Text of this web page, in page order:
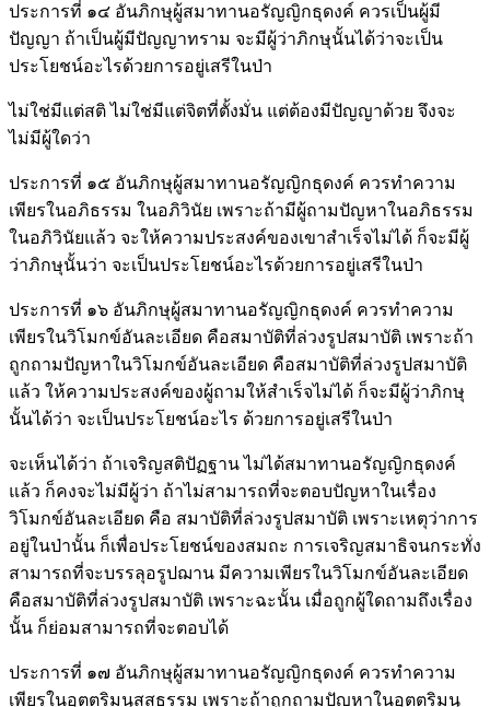
ประการที่ ๑๔ อันภิกษุผู้สมาทานอรัญญิกธุดงค์ ควรเป็นผู้มี
ปัญญา ถ้าเป็นผู้มีปัญญาทราม จะมีผู้ว่าภิกษุนั้นได้ว่าจะเป็น
ประโยชน์อะไรด้วยการอยู่เสรีในป่า
ไม่ใช่มีแต่สติ ไม่ใช่มีแต่จิตที่ตั้งมั่น แต่ต้องมีปัญญาด้วย จึงจะ
ไม่มีผู้ใดว่า
ประการที่ ๑๕ อันภิกษุผู้สมาทานอรัญญิกธุดงค์ ควรทำความ
เพียรในอภิธรรม ในอภิวินัย เพราะถ้ามีผู้ถามปัญหาในอภิธรรม
ในอภิวินัยแล้ว จะให้ความประสงค์ของเขาสำเร็จไม่ได้ ก็จะมีผู้
ว่าภิกษุนั้นว่า จะเป็นประโยชน์อะไรด้วยการอยู่เสรีในป่า
ประการที่ ๑๖ อันภิกษุผู้สมาทานอรัญญิกธุดงค์ ควรทำความ
เพียรในวิโมกข์อันละเอียด คือสมาบัติที่ล่วงรูปสมาบัติ เพราะถ้า
ถูกถามปัญหาในวิโมกข์อันละเอียด คือสมาบัติที่ล่วงรูปสมาบัติ
แล้ว ให้ความประสงค์ของผู้ถามให้สำเร็จไม่ได้ ก็จะมีผู้ว่าภิกษุ
นั้นได้ว่า จะเป็นประโยชน์อะไร ด้วยการอยู่เสรีในป่า
จะเห็นได้ว่า ถ้าเจริญสติปัฏฐาน ไม่ได้สมาทานอรัญญิกธุดงค์
แล้ว ก็คงจะไม่มีผู้ว่า ถ้าไม่สามารถที่จะตอบปัญหาในเรื่อง
วิโมกข์อันละเอียด คือ สมาบัติที่ล่วงรูปสมาบัติ เพราะเหตุว่าการ
อยู่ในป่านั้น ก็เพื่อประโยชน์ของสมถะ การเจริญสมาธิจนกระทั่ง
สามารถที่จะบรรลุอรูปฌาน มีความเพียรในวิโมกข์อันละเอียด
คือสมาบัติที่ล่วงรูปสมาบัติ เพราะฉะนั้น เมื่อถูกผู้ใดถามถึงเรื่อง
นั้น ก็ย่อมสามารถที่จะตอบได้
ประการที่ ๑๗ อันภิกษุผู้สมาทานอรัญญิกธุดงค์ ควรทำความ
เพียรในอุตตริมนุสสธรรม เพราะถ้าถูกถามปัญหาในอุตตริมนุ